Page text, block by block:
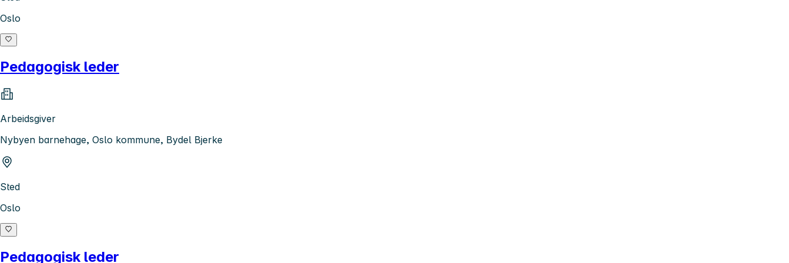
Oslo
Pedagogisk leder
Arbeidsgiver
Nybyen barnehage, Oslo kommune, Bydel Bjerke
Sted
Oslo
Pedagogisk leder